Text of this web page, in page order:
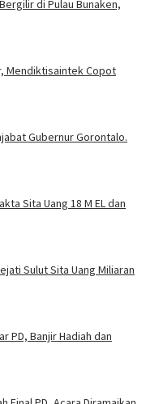
di Pulau Bunaken,
Mendiktisaintek Copot
Gubernur Gorontalo.
Sita Uang 18 M EL dan
Sulut Sita Uang Miliaran
PD, Banjir Hadiah dan